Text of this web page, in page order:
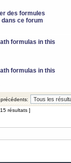
des formules
ce forum
formulas in this
formulas in this
résultats ]